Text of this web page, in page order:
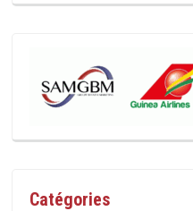
Catégories